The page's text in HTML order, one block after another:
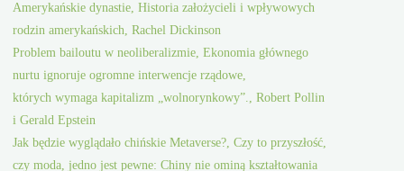
Amerykańskie dynastie, Historia założycieli i wpływowych
rodzin amerykańskich, Rachel Dickinson
Problem bailoutu w neoliberalizmie, Ekonomia głównego
nurtu ignoruje ogromne interwencje rządowe,
których wymaga kapitalizm „wolnorynkowy”., Robert Pollin
i Gerald Epstein
Jak będzie wyglądało chińskie Metaverse?, Czy to przyszłość,
czy moda, jedno jest pewne: Chiny nie ominą kształtowania